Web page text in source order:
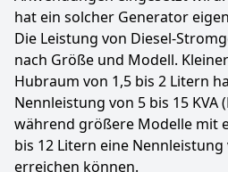
hat ein solcher Generator
Die Leistung von Diesel-
nach Größe und Modell.
Hubraum von 1,5 bis 2 Litern
Nennleistung von 5 bis 15 KVA
während größere Modelle mit
bis 12 Litern eine Nennleistung
erreichen können.